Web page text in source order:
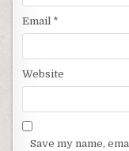
Email *
Website
Save my name,